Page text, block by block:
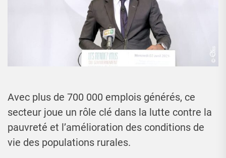
Avec plus de 700 000 emplois générés, ce
secteur joue un rôle clé dans la lutte contre la
pauvreté et l’amélioration des conditions de
vie des populations rurales.